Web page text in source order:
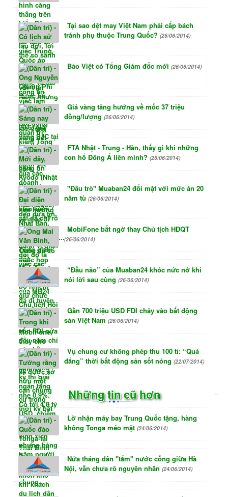
Tại sao dệt may Việt Nam phải cấp bách
tránh phụ thuộc Trung Quốc? (26/06/2014)
Bảo Việt có Tổng Giám đốc mới (26/06/2014)
Giá vàng tăng hướng về mốc 37 triệu
đồng/lượng (26/06/2014)
FTA Nhật - Trung - Hàn, thấy gì khi những
con hổ Đông Á liên minh? (26/06/2014)
"Đầu trò" Muaban24 đối mặt với mức án 20
năm tù (26/06/2014)
MobiFone bất ngờ thay Chủ tịch HĐQT
(26/06/2014)
“Đầu não” của Muaban24 khóc nức nở khi
nói lời sau cùng (26/06/2014)
Gần 700 triệu USD FDI chảy vào bất động
sản Việt Nam (26/06/2014)
Vụ chung cư không phép thu 100 tỉ: “Quả
đắng” thời bất động sản sốt nóng (22/07/2014)
Những tin cũ hơn
Lỡ nhận máy bay Trung Quốc tặng, hàng
không Tonga méo mặt (24/06/2014)
Nửa tháng dân "tắm" nước cống giữa Hà
Nội, vẫn chưa rõ nguyên nhân (24/06/2014)